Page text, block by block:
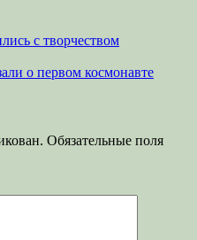
с творчеством
о первом космонавте
Обязательные поля